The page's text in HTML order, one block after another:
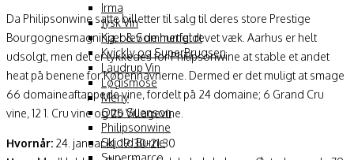
Irma
Jysk Vin
Kjær & Sommerfeldt
Kvickly og SuperBrugsen
Laudrup Vin
Løgismose
Meny
Otto Suenson
Philipsonwine
Skjold Burne
Supermarco
Da Philipsonwine satte billetter til salg til deres store Prestige
Bourgognesmagning, blev de hurtigt revet væk. Aarhus er helt
udsolgt, men det er lykkedes for Philipsonwine at stable et andet
heat på benene for Københavnerne. Dermed er det muligt at smage
66 domaineaftappede vine, fordelt på 24 domaine; 6 Grand Cru
vine, 12 1. Cru vine og 25 Villagevine.
Hvornår: 24. januar kl. 19.30-21.30